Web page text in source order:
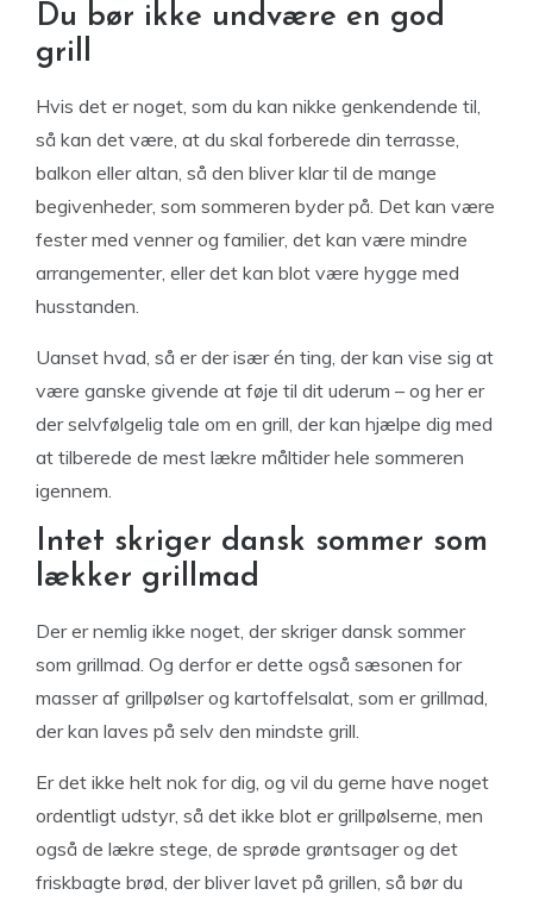
Du bør ikke undvære en god
grill
Hvis det er noget, som du kan nikke genkendende til,
så kan det være, at du skal forberede din terrasse,
balkon eller altan, så den bliver klar til de mange
begivenheder, som sommeren byder på. Det kan være
fester med venner og familier, det kan være mindre
arrangementer, eller det kan blot være hygge med
husstanden.
Uanset hvad, så er der især én ting, der kan vise sig at
være ganske givende at føje til dit uderum – og her er
der selvfølgelig tale om en grill, der kan hjælpe dig med
at tilberede de mest lækre måltider hele sommeren
igennem.
Intet skriger dansk sommer som
lækker grillmad
Der er nemlig ikke noget, der skriger dansk sommer
som grillmad. Og derfor er dette også sæsonen for
masser af grillpølser og kartoffelsalat, som er grillmad,
der kan laves på selv den mindste grill.
Er det ikke helt nok for dig, og vil du gerne have noget
ordentligt udstyr, så det ikke blot er grillpølserne, men
også de lækre stege, de sprøde grøntsager og det
friskbagte brød, der bliver lavet på grillen, så bør du